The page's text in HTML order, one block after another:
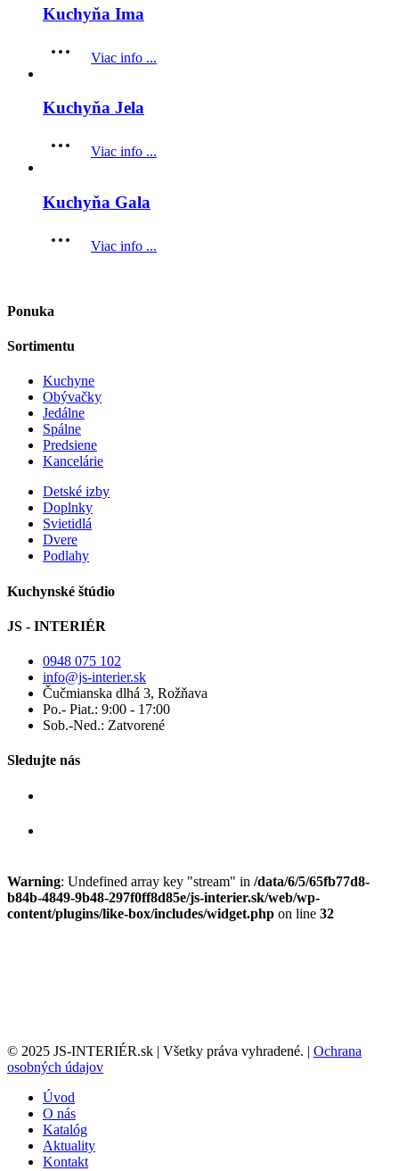
Kuchyňa Ima
Viac info ...
Kuchyňa Jela
Viac info ...
Kuchyňa Gala
Viac info ...
Ponuka
Sortimentu
Kuchyne
Obývačky
Jedálne
Spálne
Predsiene
Kancelárie
Detské izby
Doplnky
Svietidlá
Dvere
Podlahy
Kuchynské štúdio
JS - INTERIÉR
0948 075 102
info@js-interier.sk
Čučmianska dlhá 3, Rožňava
Po.- Piat.: 9:00 - 17:00
Sob.-Ned.: Zatvorené
Sledujte nás
Warning: Undefined array key "stream" in /data/6/5/65fb77d8-
b84b-4849-9b48-297f0ff8d85e/js-interier.sk/web/wp-
content/plugins/like-box/includes/widget.php on line 32
© 2025 JS-INTERIÉR.sk | Všetky práva vyhradené. | Ochrana
osobných údajov
Úvod
O nás
Katalóg
Aktuality
Kontakt